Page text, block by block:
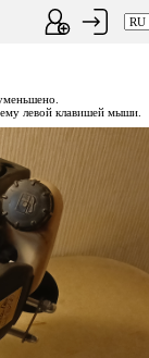
левой клавишей мыши.